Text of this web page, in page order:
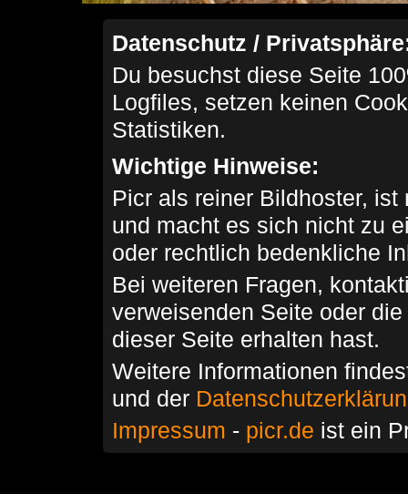
Datenschutz /
Du besuchst diese Seite
Logfiles, setzen keinen
Statistiken.
Wichtige Hinweise:
Picr als reiner Bildhoster,
und macht es sich nicht zu
oder rechtlich bedenkliche
Bei weiteren Fragen,
verweisenden Seite oder
dieser Seite erhalten hast.
Weitere Informationen
und der
Impressum - picr.de ist ein